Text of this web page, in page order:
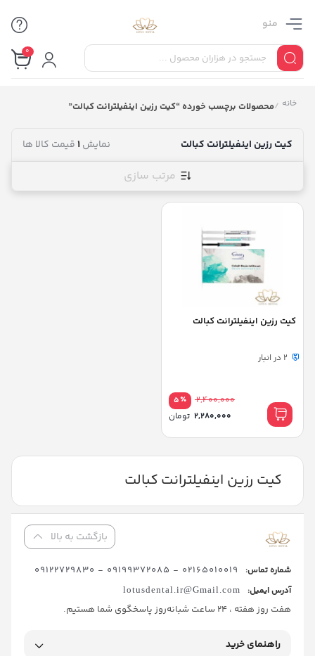
منو
0
خانه /محصولات برچسب خورده “کیت رزین اینفیلترانت کبالت”
کیت رزین اینفیلترانت کبالت نمایش1قیمت کالا ها
مرتب سازی
کیت رزین اینفیلترانت کبالت
2 در انبار
٪5 2,400,000
2,280,000 تومان
فعلی:
کیت رزین اینفیلترانت کبالت
بازگشت به بالا
شماره تماس: 02165010019 - 09199372085 - 09122729830
آدرس ایمیل: lotusdental.ir@Gmail.com
هفت روز هفته ، 24 ساعت شبانه‌روز پاسخگوی شما هستیم.
راهنمای خرید